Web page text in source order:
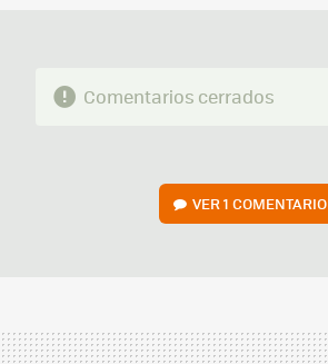
Comentarios cerrados
VER1 COMENTARIO